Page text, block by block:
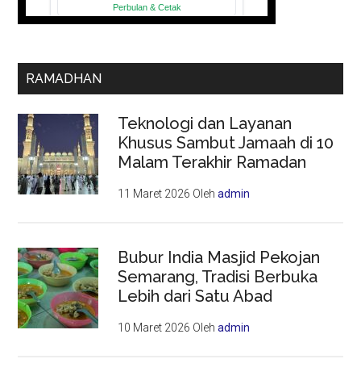
RAMADHAN
Teknologi dan Layanan
Khusus Sambut Jamaah di 10
Malam Terakhir Ramadan
11 Maret 2026 Olehadmin
Bubur India Masjid Pekojan
Semarang, Tradisi Berbuka
Lebih dari Satu Abad
10 Maret 2026 Olehadmin